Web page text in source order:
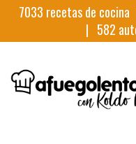
7033 recetas de
| 582